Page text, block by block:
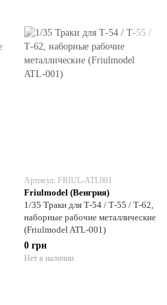
Артикул: FRIUL-ATL001
Friulmodel (Венгрия)
1/35 Траки для Т-54 / Т-55 / Т-62,
наборные рабочие металлические
(Friulmodel ATL-001)
0 грн
Нет в наличии